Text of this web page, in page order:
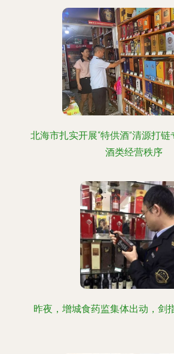
北海市扎实开展“特供酒”清源打
酒类经营秩序
昨夜，增城食药监集体出动，剑